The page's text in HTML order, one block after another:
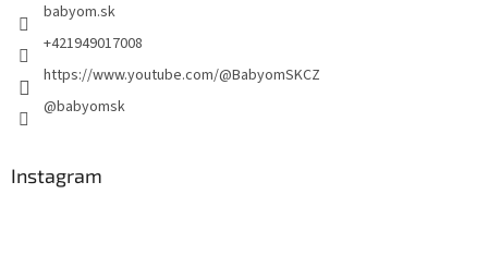
babyom.sk
+421949017008
https://www.youtube.com/@BabyomSKCZ
@babyomsk
Instagram